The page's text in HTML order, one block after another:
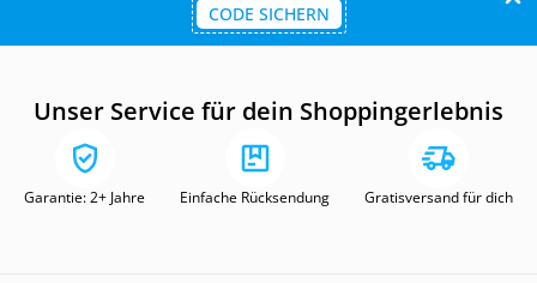
CODE SICHERN
Unser Service für dein Shoppingerlebnis
Garantie: 2+ Jahre Einfache Rücksendung Gratisversand für dich